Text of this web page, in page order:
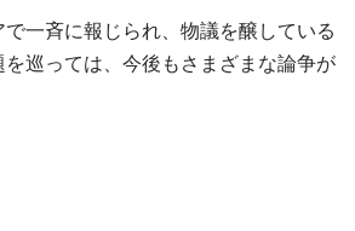
一斉に報じられ、物議を醸している
巡っては、今後もさまざまな論争が